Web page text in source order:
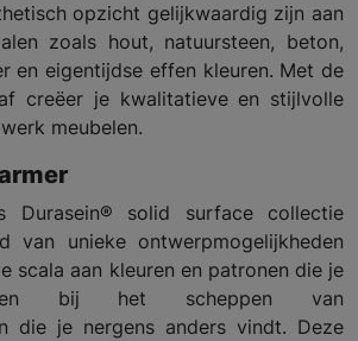
opzicht gelijkwaardig zijn aan
zoals hout, natuursteen, beton,
en eigentijdse effen kleuren. Met de
creëer je kwalitatieve en stijlvolle
meubelen.
Durasein® solid surface collectie
van unieke ontwerpmogelijkheden
scala aan kleuren en patronen die je
bij het scheppen van
die je nergens anders vindt. Deze